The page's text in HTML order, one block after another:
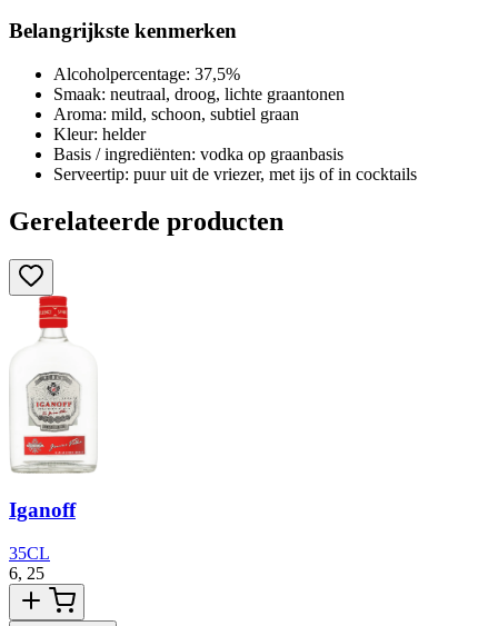
Belangrijkste kenmerken
Alcoholpercentage: 37,5%
Smaak: neutraal, droog, lichte graantonen
Aroma: mild, schoon, subtiel graan
Kleur: helder
Basis / ingrediënten: vodka op graanbasis
Serveertip: puur uit de vriezer, met ijs of in cocktails
Gerelateerde producten
Iganoff
35CL
6, 25